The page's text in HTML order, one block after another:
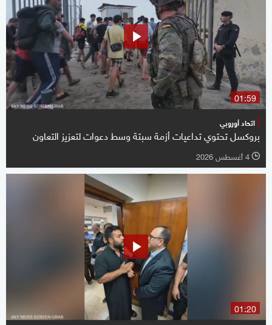
01:59
اتحاد أوروبي
بروكسل تحتوي تداعيات أزمة سبتة وسط دعوات لتعزيز التعاون
l 4 أغسطس 2026
01:20